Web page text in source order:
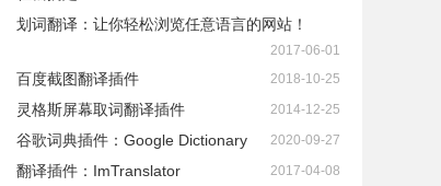
划词翻译：让你轻松浏览任意语言的网站！
2017-06-01
百度截图翻译插件 2018-10-25
灵格斯屏幕取词翻译插件 2014-12-25
谷歌词典插件：Google Dictionary 2020-09-27
翻译插件：ImTranslator 2017-04-08